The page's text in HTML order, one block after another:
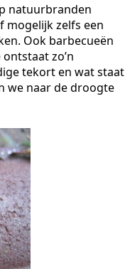
natuurbranden
mogelijk zelfs een
Ook barbecueën
zo’n
tekort en wat staat
we naar de droogte